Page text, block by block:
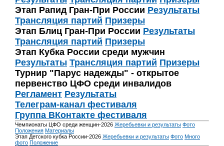
Этап Рапид Гран-При России Результаты
Трансляция партий Призеры
Этап Блиц Гран-При России Результаты
Трансляция партий Призеры
Этап Кубка России среди мужчин
Результаты Трансляция партий Призеры
Турнир "Парус надежды" - открытое
первенство ЦФО среди инвалидов
Регламент Результаты
Телеграм-канал фестиваля
Группа ВКонтакте фестиваля
Чемпионаты ЦФО среди женщин-2026 Жеребьевки и результаты Фото
Положения Материалы
Этап Детского кубка России-2026 Жеребьевки и результаты Фото Много
фото Положение